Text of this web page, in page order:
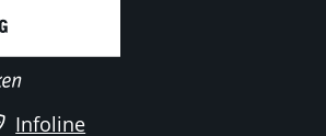
Infoline